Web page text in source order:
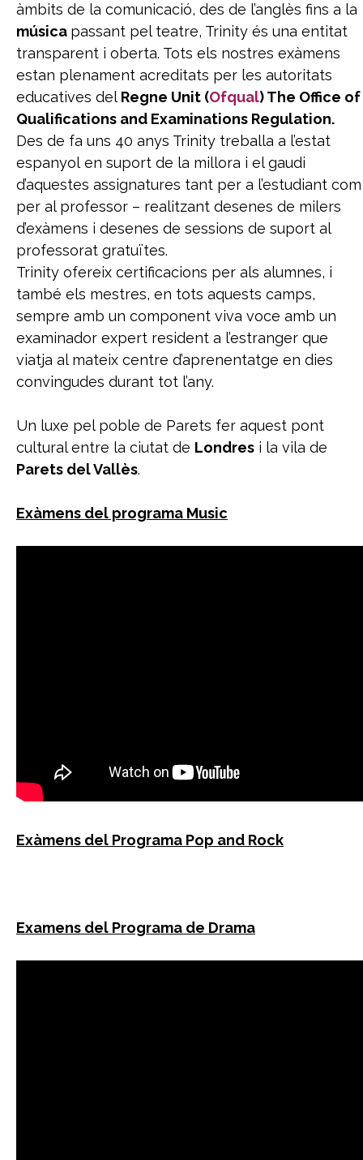
àmbits de la comunicació, des de l’anglès fins a la
música passant pel teatre, Trinity és una entitat
transparent i oberta. Tots els nostres exàmens
estan plenament acreditats per les autoritats
educatives delRegne Unit (Ofqual) The Office of
Qualifications and Examinations Regulation.
Des de fa uns 40 anys Trinity treballa a l’estat
espanyol en suport de la millora i el gaudi
d’aquestes assignatures tant per a l’estudiant com
per al professor – realitzant desenes de milers
d’exàmens i desenes de sessions de suport al
professorat gratuïtes.
Trinity ofereix certificacions per als alumnes, i
també els mestres, en tots aquests camps,
sempre amb un component viva voce amb un
examinador expert resident a l’estranger que
viatja al mateix centre d’aprenentatge en dies
convingudes durant tot l’any.
Un luxe pel poble de Parets fer aquest pont
cultural entre la ciutat de Londres i la vila de
Parets del Vallès.
Exàmens del programa Music
Exàmens del Programa Pop and Rock
Examens del Programa de Drama